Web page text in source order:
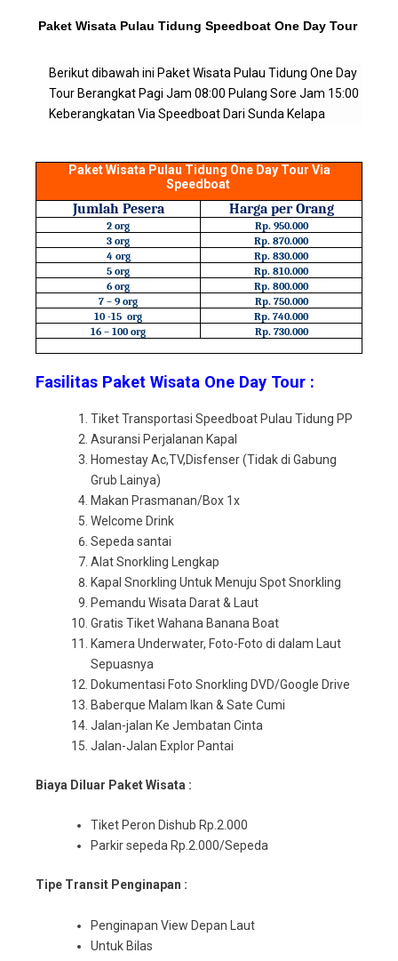
Paket Wisata Pulau Tidung Speedboat One Day Tour
Berikut dibawah ini Paket Wisata Pulau Tidung One Day
Tour Berangkat Pagi Jam 08:00 Pulang Sore Jam 15:00
Keberangkatan Via Speedboat Dari Sunda Kelapa
Paket Wisata Pulau Tidung One Day Tour Via
Speedboat
Jumlah Pesera Harga per Orang
2 org
Rp. 950.000
3 org
Rp. 870.000
4 org
Rp. 830.000
5 org
Rp. 810.000
6 org
Rp. 800.000
7 – 9 org
Rp. 750.000
10 -15 org
Rp. 740.000
16 – 100 org
Rp. 730.000
Fasilitas Paket Wisata One Day Tour :
Tiket Transportasi Speedboat Pulau Tidung PP
Asuransi Perjalanan Kapal
Homestay Ac,TV,Disfenser (Tidak di Gabung
Grub Lainya)
Makan Prasmanan/Box 1x
Welcome Drink
Sepeda santai
Alat Snorkling Lengkap
Kapal Snorkling Untuk Menuju Spot Snorkling
Pemandu Wisata Darat & Laut
Gratis Tiket Wahana Banana Boat
Kamera Underwater, Foto-Foto di dalam Laut
Sepuasnya
Dokumentasi Foto Snorkling DVD/Google Drive
Baberque Malam Ikan & Sate Cumi
Jalan-jalan Ke Jembatan Cinta
Jalan-Jalan Explor Pantai
Biaya Diluar Paket Wisata :
Tiket Peron Dishub Rp.2.000
Parkir sepeda Rp.2.000/Sepeda
Tipe Transit Penginapan :
Penginapan View Depan Laut
Untuk Bilas